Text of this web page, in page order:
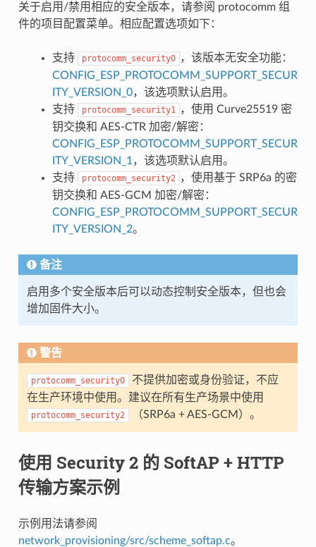
关于启用/禁用相应的安全版本，请参阅 protocomm 组
件的项目配置菜单。相应配置选项如下：
支持 protocomm_security0 ，该版本无安全功能：
CONFIG_ESP_PROTOCOMM_SUPPORT_SECUR
ITY_VERSION_0，该选项默认启用。
支持
protocomm_security1 ，使用 Curve25519 密
钥交换和 AES-CTR 加密/解密：
CONFIG_ESP_PROTOCOMM_SUPPORT_SECUR
ITY_VERSION_1 ，该选项默认启用。
支持
protocomm_security2 ，使用基于 SRP6a 的密
钥交换和 AES-GCM 加密/解密：
CONFIG_ESP_PROTOCOMM_SUPPORT_SECUR
ITY_VERSION_2。
备注
启用多个安全版本后可以动态控制安全版本，但也会
增加固件大小。
警告
protocomm_security0
不提供加密或身份验证，不应
在生产环境中使用。建议在所有生产场景中使用
protocomm_security2 （SRP6a + AES-GCM）。
使用 Security 2 的 SoftAP + HTTP
传输方案示例
示例用法请参阅
network_provisioning/src/scheme_softap.c。